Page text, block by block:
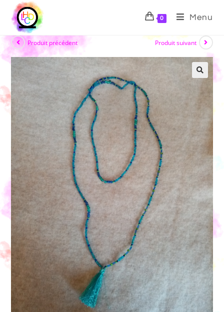
0 Menu
Produit précédent Produit suivant